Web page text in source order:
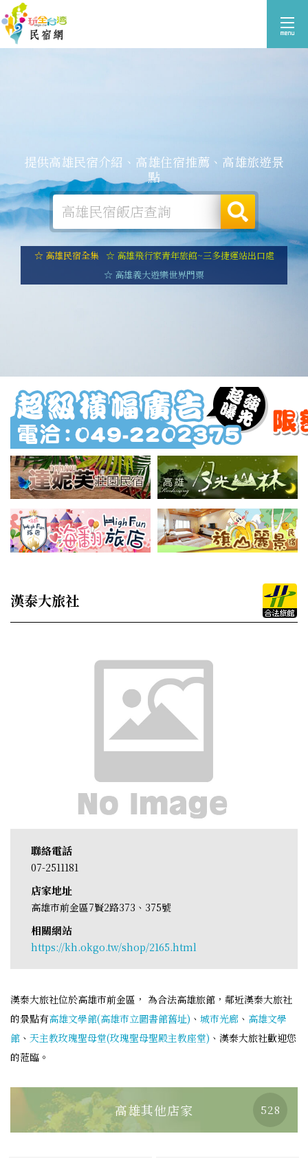
提供高雄民宿介紹、高雄住宿推薦、高雄旅遊景
點
☆ 高雄民宿全集
☆ 高雄飛行家青年旅館~三多捷運站出口處
☆ 高雄義大遊樂世界門票
漢泰大旅社
聯絡電話
07-2511181
店家地址
高雄市前金區7賢2路373、375號
相關網站
https://kh.okgo.tw/shop/2165.html
漢泰大旅社位於高雄市前金區， 為合法高雄旅館，鄰近漢泰大旅社
的景點有高雄文學館(高雄市立圖書館舊址) 、 城市光廊 、 高雄文學
館 、 天主教玫瑰聖母堂(玫瑰聖母聖殿主教座堂) 、漢泰大旅社歡迎您
的蒞臨。
高雄其他店家 528